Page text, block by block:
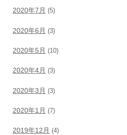
2020年7月 (5)
2020年6月 (3)
2020年5月 (10)
2020年4月 (3)
2020年3月 (3)
2020年1月 (7)
2019年12月 (4)